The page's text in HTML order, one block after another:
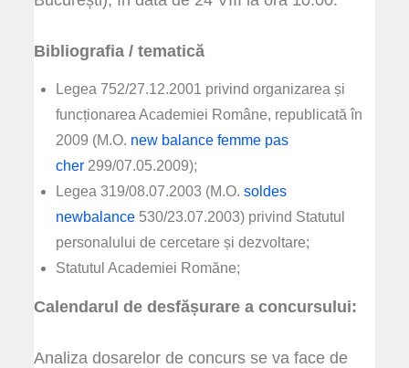
Bibliografia / tematică
Legea 752/27.12.2001 privind organizarea și
funcționarea Academiei Române, republicată în
2009 (M.O. new balance femme pas
cher 299/07.05.2009);
Legea 319/08.07.2003 (M.O.soldes
newbalance 530/23.07.2003) privind Statutul
personalului de cercetare și dezvoltare;
Statutul Academiei Romăne;
Calendarul de desfășurare a concursului:
Analiza dosarelor de concurs se va face de